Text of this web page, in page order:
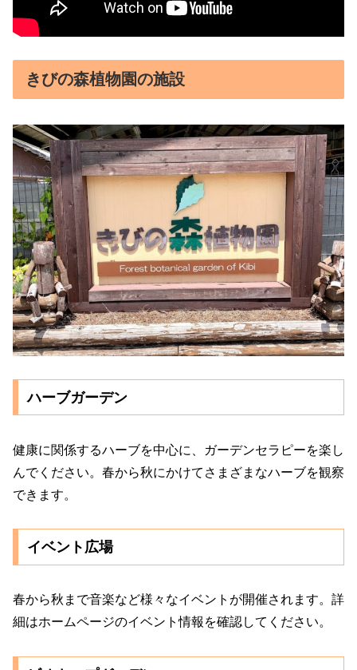
きびの森植物園の施設
ハーブガーデン
健康に関係するハーブを中心に、ガーデンセラピーを楽し
んでください。春から秋にかけてさまざまなハーブを観察
できます。
イベント広場
春から秋まで音楽など様々なイベントが開催されます。詳
細はホームページのイベント情報を確認してください。